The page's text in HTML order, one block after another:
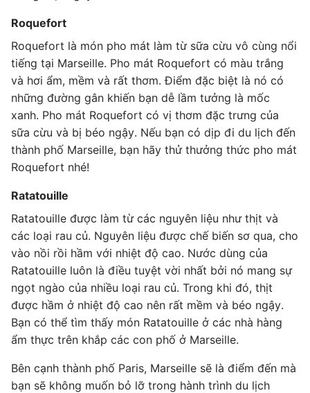
Roquefort
Roquefort là món pho mát làm từ sữa cừu vô cùng nổi
tiếng tại Marseille. Pho mát Roquefort có màu trắng
và hơi ẩm, mềm và rất thơm. Điểm đặc biệt là nó có
những đường gân khiến bạn dễ lầm tưởng là mốc
xanh. Pho mát Roquefort có vị thơm đặc trưng của
sữa cừu và bị béo ngậy. Nếu bạn có dịp đi du lịch đến
thành phố Marseille, bạn hãy thử thưởng thức pho mát
Roquefort nhé!
Ratatouille
Ratatouille được làm từ các nguyên liệu như thịt và
các loại rau củ. Nguyên liệu được chế biến sơ qua, cho
vào nồi rồi hầm với nhiệt độ cao. Nước dùng của
Ratatouille luôn là điều tuyệt vời nhất bởi nó mang sự
ngọt ngào của nhiều loại rau củ. Trong khi đó, thịt
được hầm ở nhiệt độ cao nên rất mềm và béo ngậy.
Bạn có thể tìm thấy món Ratatouille ở các nhà hàng
ẩm thực trên khắp các con phố ở Marseille.
Bên cạnh thành phố Paris, Marseille sẽ là điểm đến mà
bạn sẽ không muốn bỏ lỡ trong hành trình du lịch